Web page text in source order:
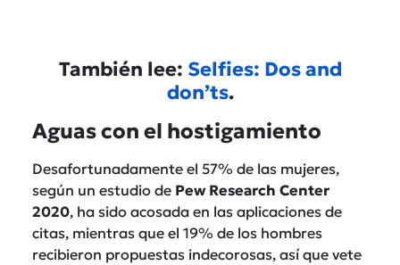
También lee: Selfies: Dos and
don’ts.
Aguas con el hostigamiento
Desafortunadamente el 57% de las mujeres,
según un estudio de Pew Research Center
2020, ha sido acosada en las aplicaciones de
citas, mientras que el 19% de los hombres
recibieron propuestas indecorosas, así que vete